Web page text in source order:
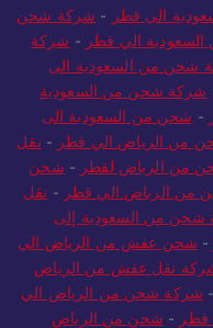
من السعودية لقطر-نقل
الى قطر-شركة شحن
الي قطر - شركة
شحن من السعودية الى
شركة شحن من السعودية
-
شحن من السعودية الى
من الرياض الي قطر- نقل
من الرياض لقطر-
شحن
من الرياض الي قطر
شحن من السعودية إلى
-شحن عفش من الرياض الي
شركة نقل عفش من الرياض
-شركة شحن من الرياض الي